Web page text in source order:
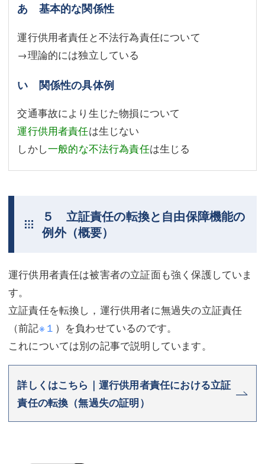
あ 基本的な関係性
運行供用者責任と不法行為責任について
→理論的には独立している
い 関係性の具体例
交通事故により生じた物損について
運行供用者責任は生じない
しかし一般的な不法行為責任は生じる
５ 立証責任の転換と自由保障機能の
例外（概要）
運行供用者責任は被害者の立証面も強く保護していま
す。
立証責任を転換し，運行供用者に無過失の立証責任
（前記※１ ）を負わせているのです。
これについては別の記事で説明しています。
詳しくはこちら｜運行供用者責任における立証
責任の転換（無過失の証明）